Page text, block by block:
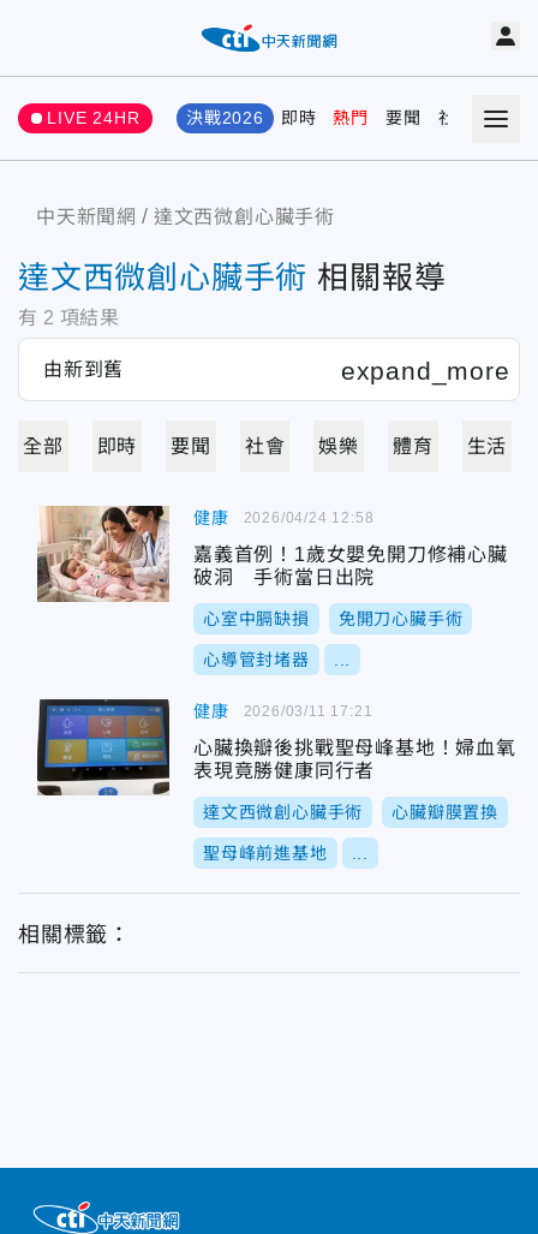
LIVE 24HR 決戰2026 即時 熱門 要聞 社會 娛樂
中天新聞網 達文西微創心臟手術
達文西微創心臟手術 相關報導
有 2 項結果
全部 即時 要聞 社會 娛樂 體育 生活
健康
嘉義首例！1歲女嬰免開刀修補心臟
破洞 手術當日出院
心室中膈缺損 免開刀心臟手術
心導管封堵器
2026/04/24 12:58
健康
心臟換瓣後挑戰聖母峰基地！婦血氧
表現竟勝健康同行者
達文西微創心臟手術 心臟瓣膜置換
聖母峰前進基地
2026/03/11 17:21
相關標籤：